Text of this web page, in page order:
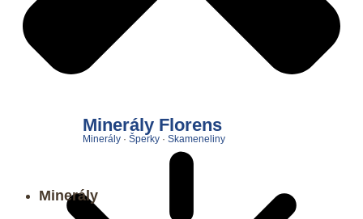
Minerály Florens
Minerály ·Šperky ·Skameneliny
Minerály